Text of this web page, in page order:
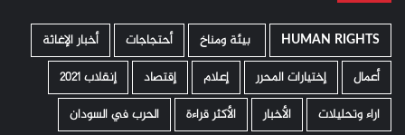
HUMAN RIGHTS ­ بيئة ومناخ أحتجاجات
أخبار الإغاثة
أعمال
إختيارات المحرر إعلام إقتصاد
إنقلاب 2021
اراء وتحليلات
الأخبار الأكثر قراءة
الحرب في السودان